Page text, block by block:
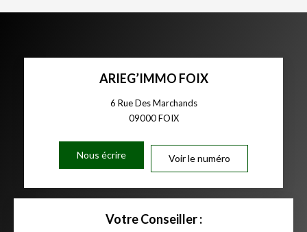
ARIEG’IMMO FOIX
6 Rue Des Marchands
09000FOIX
Nous écrire Voir le numéro
Votre Conseiller :